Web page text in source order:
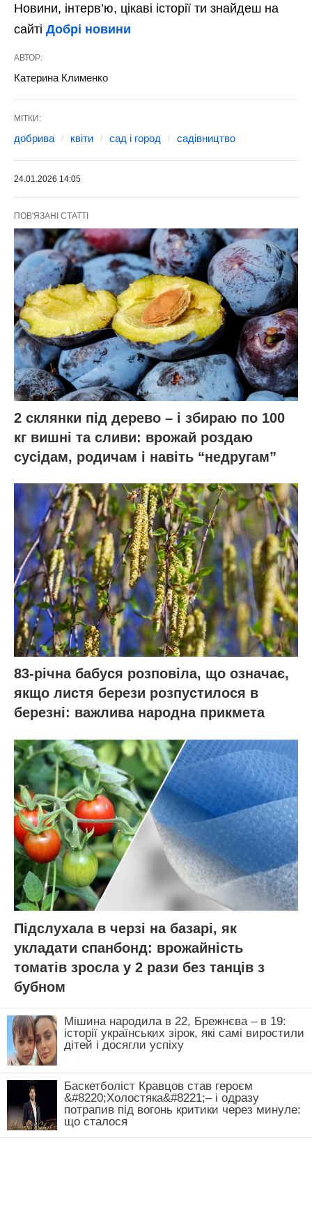
Новини, інтерв’ю, цікаві історії ти знайдеш на
сайті Добрі новини
АВТОР:
Катерина Клименко
МІТКИ:
добрива квіти сад і город садівництво
24.01.2026 14:05
ПОВ'ЯЗАНІ СТАТТІ
2 склянки під дерево – і збираю по 100
кг вишні та сливи: врожай роздаю
сусідам, родичам і навіть “недругам”
83-річна бабуся розповіла, що означає,
якщо листя берези розпустилося в
березні: важлива народна прикмета
Підслухала в черзі на базарі, як
укладати спанбонд: врожайність
томатів зросла у 2 рази без танців з
бубном
Мішина народила в 22, Брежнєва – в 19:
історії українських зірок, які самі виростили
дітей і досягли успіху
Баскетболіст Кравцов став героєм
&#8220;Холостяка&#8221;– і одразу
потрапив під вогонь критики через минуле:
що сталося